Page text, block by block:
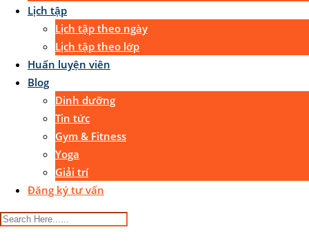
Lịch tập
Lịch tập theo ngày
Lịch tập theo lớp
Huấn luyện viên
Blog
Dinh dưỡng
Tin tức
Gym & Fitness
Yoga
Giải trí
Đăng ký tư vấn